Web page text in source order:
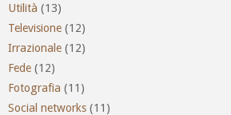
Utilità (13)
Televisione (12)
Irrazionale (12)
Fede (12)
Fotografia (11)
Social networks (11)